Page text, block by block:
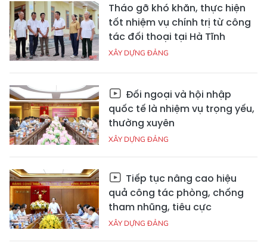
Tháo gỡ khó khăn, thực hiện
tốt nhiệm vụ chính trị từ công
tác đối thoại tại Hà Tĩnh
XÂY DỰNG ĐẢNG
Đối ngoại và hội nhập
quốc tế là nhiệm vụ trọng yếu,
thường xuyên
XÂY DỰNG ĐẢNG
Tiếp tục nâng cao hiệu
quả công tác phòng, chống
tham nhũng, tiêu cực
XÂY DỰNG ĐẢNG